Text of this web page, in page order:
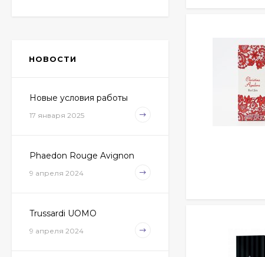
НОВОСТИ
Новые условия работы
17 января 2025
Phaedon Rouge Avignon
9 апреля 2024
Trussardi UOMO
9 апреля 2024